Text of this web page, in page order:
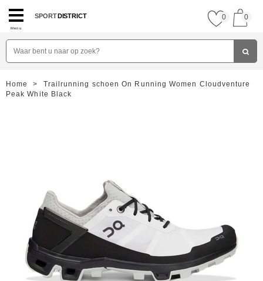
Menu
SPORTDISTRICT 0 0
Home >
Trailrunning schoen On Running Women Cloudventure
Peak White Black